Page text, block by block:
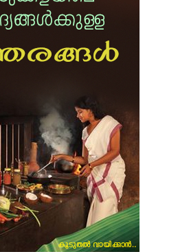
with us